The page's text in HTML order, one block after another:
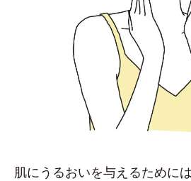
肌にうるおいを与えるために